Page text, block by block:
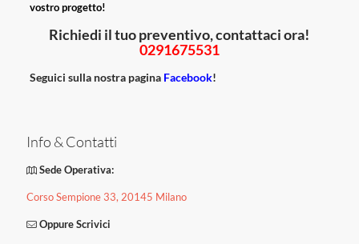
vostro progetto!
Richiedi il tuo preventivo, contattaci ora!
0291675531
Seguici sulla nostra pagina Facebook!
Info & Contatti
Sede Operativa:
Corso Sempione 33, 20145 Milano
Oppure Scrivici